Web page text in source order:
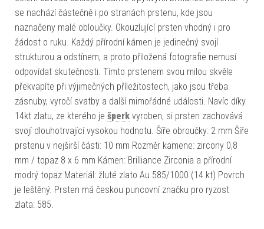
se nachází částečně i po stranách prstenu, kde jsou
naznačeny malé obloučky. Okouzlující prsten vhodný i pro
žádost o ruku. Každý přírodní kámen je jedinečný svojí
strukturou a odstínem, a proto přiložená fotografie nemusí
odpovídat skutečnosti. Tímto prstenem svou milou skvěle
překvapíte při výjimečných příležitostech, jako jsou třeba
zásnuby, vyročí svatby a další mimořádné události. Navíc díky
14kt zlatu, ze kterého je šperk vyroben, si prsten zachovává
svojí dlouhotrvající vysokou hodnotu. Šíře obroučky: 2 mm Šíře
prstenu v nejširší části: 10 mm Rozměr kamene: zircony 0,8
mm / topaz 8 x 6 mm Kámen: Brilliance Zirconia a přírodní
modrý topaz Materiál: žluté zlato Au 585/1000 (14 kt) Povrch
je leštěný. Prsten má českou puncovní značku pro ryzost
zlata: 585.